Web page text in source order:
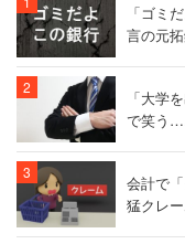
「ゴミ
言の元
「大学
で笑う
会計で
猛クレ